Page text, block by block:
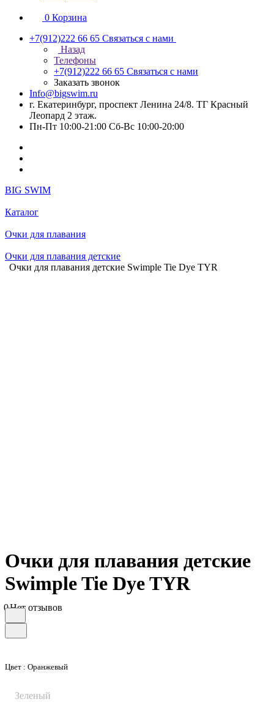
0 Корзина
+7(912)222 66 65 Связаться с нами
Назад
Телефоны
+7(912)222 66 65 Связаться с нами
Заказать звонок
Info@bigswim.ru
г. Екатеринбург, проспект Ленина 24/8. ТГ Красный
Леопард 2 этаж.
Пн-Пт 10:00-21:00 Сб-Вс 10:00-20:00
BIG SWIM
Каталог
Очки для плавания
Очки для плавания детские
Очки для плавания детские Swimple Tie Dye TYR
Очки для плавания детские
Swimple Tie Dye TYR
0Нет отзывов
Цвет : Оранжевый
Зеленый